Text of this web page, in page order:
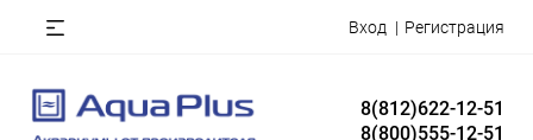
Вход Регистрация
8(812)622-12-51
8(800)555-12-51